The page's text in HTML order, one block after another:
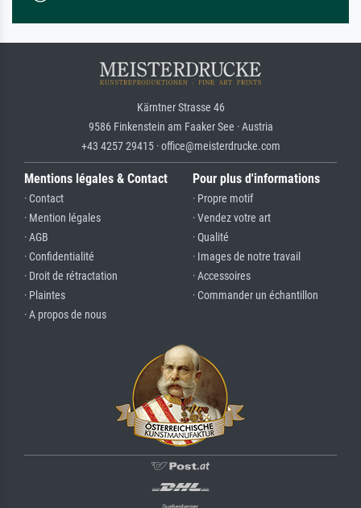
Kärntner Strasse 46
9586 Finkenstein am Faaker See · Austria
+43 4257 29415 · office@meisterdrucke.com
Mentions légales & Contact
· Contact
· Mention légales
· AGB
· Confidentialité
· Droit de rétractation
· Plaintes
· A propos de nous
Pour plus d'informations
· Propre motif
· Vendez votre art
· Qualité
· Images de notre travail
· Accessoires
· Commander un échantillon